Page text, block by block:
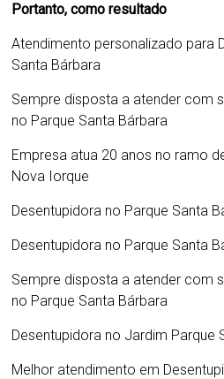
Portanto, como resultado
Atendimento personalizado para
Santa Bárbara
Sempre disposta a atender com
no Parque Santa Bárbara
Empresa atua 20 anos no ramo
Nova Iorque
Desentupidora no Parque Santa
Desentupidora no Parque Santa
Sempre disposta a atender com
no Parque Santa Bárbara
Desentupidora no Jardim Parque
Melhor atendimento em